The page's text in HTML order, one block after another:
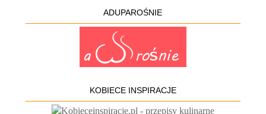
ADUPAROŚNIE
KOBIECE INSPIRACJE